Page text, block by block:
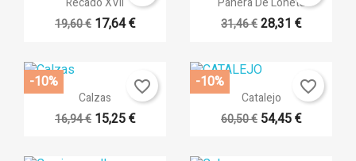
19,60 € 17,64 €
31,46 €28,31 €

Vista rápida
Calzas
16,94 € 15,25 €
-10% favorite_border  Vista rápida
Catalejo
60,50 € 54,45 €
-10% favorite_border